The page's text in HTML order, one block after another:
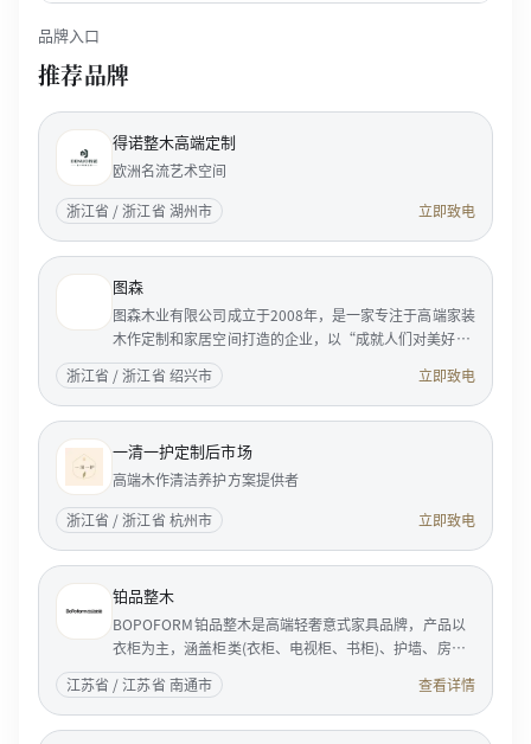
品牌入口
推荐品牌
得诺整木高端定制
欧洲名流艺术空间
浙江省 / 浙江省 湖州市
立即致电
图森
图森木业有限公司成立于2008年，是一家专注于高端家装
木作定制和家居空间打造的企业，以“成就人们对美好居
家生活的向往”为使命，服务国内外成功人士和精英客
户。 <p...
浙江省 / 浙江省 绍兴市 立即致电
一清一护定制后市场
高端木作清洁养护方案提供者
浙江省 / 浙江省 杭州市
立即致电
铂品整木
BOPOFORM铂品整木是高端轻奢意式家具品牌，产品以
衣柜为主，涵盖柜类(衣柜、电视柜、书柜)、护墙、房
门。BOPOFORM是典型的意大利风格的家居企业，是享
誉国际家具...
江苏省 / 江苏省 南通市 查看详情